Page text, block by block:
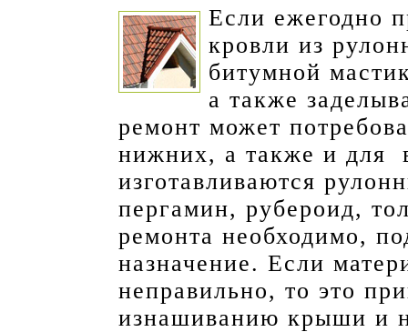
Если ежегодно
кровли из
битумной
а также
ремонт может
нижних, а также и для
изготавливаются
пергамин, рубероид,
ремонта необходимо,
назначение. Если
неправильно, то это
изнашиванию крыши и